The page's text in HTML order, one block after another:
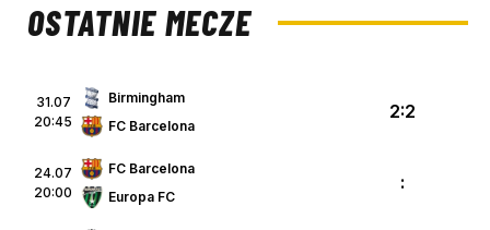
OSTATNIE MECZE
31.07
20:45
Birmingham
FC Barcelona
2:2
24.07
20:00
FC Barcelona
Europa FC
: